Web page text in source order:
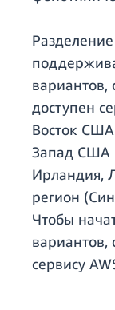
вариантов,
доступен
Восток
Запад США
Ирландия,
регион
Чтобы
вариантов,
сервису